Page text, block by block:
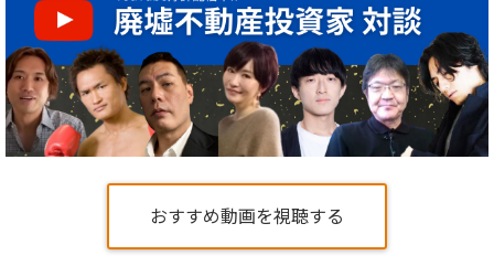
おすすめ動画を視聴する